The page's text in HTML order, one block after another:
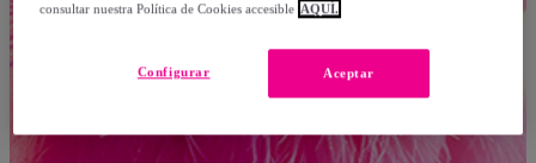
consultar nuestra Política de Cookies accesible AQUÍ.
Aceptar
Configurar